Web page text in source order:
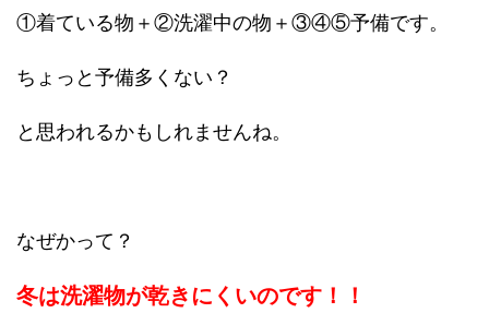
①着ている物＋②洗濯中の物＋③④⑤予備です。
ちょっと予備多くない？
と思われるかもしれませんね。
なぜかって？
冬は洗濯物が乾きにくいのです！！